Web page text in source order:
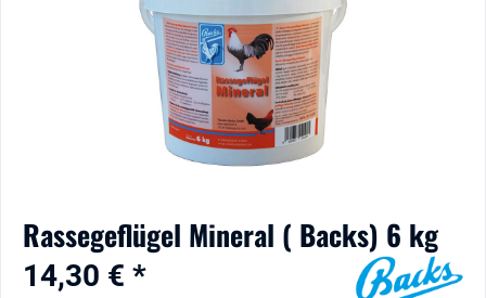
Rassegeflügel Mineral ( Backs) 6 kg
14,30 € *